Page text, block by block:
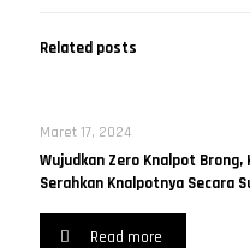
Related posts
Maret 17, 2024
Wujudkan Zero Knalpot
Serahkan Knalpotnya Secara
Read more